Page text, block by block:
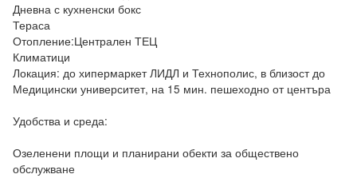
Дневна с кухненски бокс
Тераса
Отопление:Централен ТЕЦ
Климатици
Локация: до хипермаркет ЛИДЛ и Технополис, в близост до
Медицински университет, на 15 мин. пешеходно от центъра
Удобства и среда:
Озеленени площи и планирани обекти за обществено
обслужване